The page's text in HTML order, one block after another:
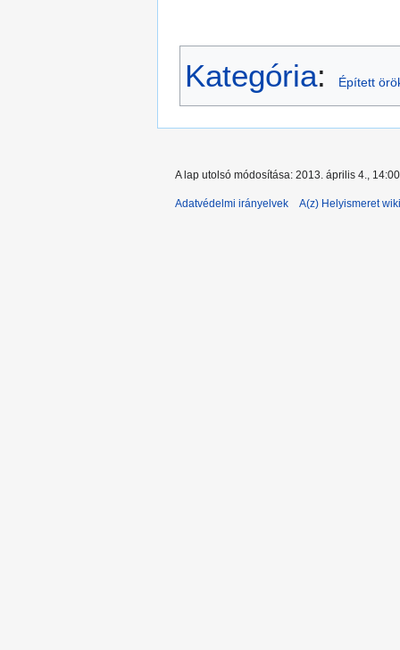
Kategória: Épített
A lap utolsó módosítása: 2013. április 4., 14:00
Adatvédelmi irányelvek A(z) Helyismeret